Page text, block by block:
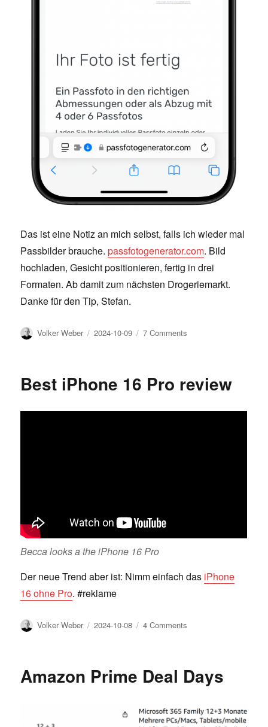
Das ist eine Notiz an mich selbst, falls ich wieder mal
Passbilder brauche.passfotogenerator.com. Bild
hochladen, Gesicht positionieren, fertig in drei
Formaten. Ab damit zum nächsten Drogeriemarkt.
Danke für den Tip, Stefan.
Author
Volker Weber
Posted
2024-10-09 7 Comments
Best iPhone 16 Pro review
Becca looks a the iPhone 16 Pro
Der neue Trend aber ist: Nimm einfach das iPhone
16 ohne Pro. #reklame
Author
Volker Weber
Posted
2024-10-08 4 Comments
Pro
review
Amazon Prime Deal Days